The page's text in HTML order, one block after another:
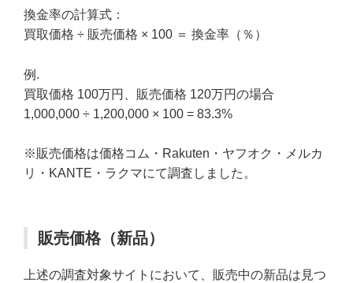
換金率の計算式：
買取価格 ÷ 販売価格 × 100 ＝ 換金率（％）
例.
買取価格 100万円、販売価格 120万円の場合
1,000,000 ÷ 1,200,000 × 100 = 83.3%
※販売価格は価格コム・Rakuten・ヤフオク・メルカ
リ・KANTE・ラクマにて調査しました。
販売価格（新品）
上述の調査対象サイトにおいて、販売中の新品は見つ